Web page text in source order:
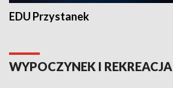
EDU Przystanek
WYPOCZYNEK I REKREACJA